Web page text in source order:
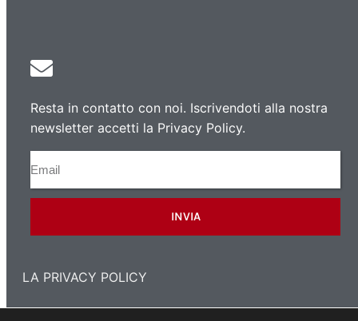
Resta in contatto con noi. Iscrivendoti alla nostra
newsletter accetti la Privacy Policy.
INVIA
LA PRIVACY POLICY